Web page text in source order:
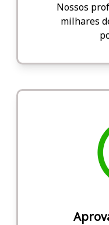
Nossos
milhares